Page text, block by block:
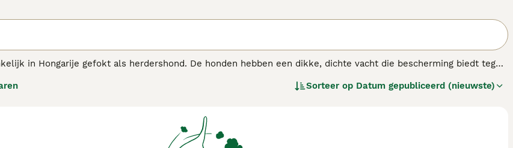
in Hongarije gefokt als herdershond. De honden hebben een dikke, dichte vacht die bescherming biedt tegen
het land.
Sorteer op Datum gepubliceerd (nieuwste)